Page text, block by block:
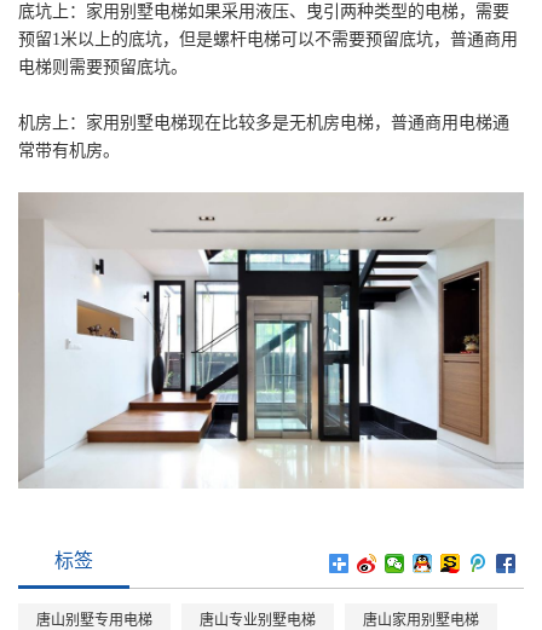
底坑上：家用别墅电梯如果采用液压、曳引两种类型的电梯，需要
预留1米以上的底坑，但是螺杆电梯可以不需要预留底坑，普通商用
电梯则需要预留底坑。
机房上：家用别墅电梯现在比较多是无机房电梯，普通商用电梯通
常带有机房。
标签
唐山别墅专用电梯 唐山专业别墅电梯 唐山家用别墅电梯